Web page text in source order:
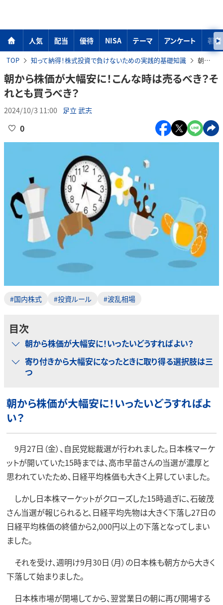
人気 配当 優待 NISA テーマ アンケート 著者
TOP 知って納得！株式投資で負けないための実践的基礎知識 朝から株価が大幅安に！こんな時は売るべき？それとも買うべき？
朝から株価が大幅安に！こんな時は売るべき？そ
れとも買うべき？
2024/10/3 11:00 足立 武志
0
#国内株式 #投資ルール #波乱相場
目次
朝から株価が大幅安に！いったいどうすればよい？
寄り付きから大幅安になったときに取り得る選択肢は三
つ
朝から株価が大幅安に！いったいどうすればよ
い？
9月27日（金）、自民党総裁選が行われました。日本株マーケ
ットが開いていた15時までは、高市早苗さんの当選が濃厚と
思われていたため、日経平均株価も大きく上昇していました。
しかし日本株マーケットがクローズした15時過ぎに、石破茂
さん当選が報じられると、日経平均先物は大きく下落し27日の
日経平均株価の終値から2,000円以上の下落となってしまい
ました。
それを受け、週明け9月30日（月）の日本株も朝方から大きく
下落して始まりました。
日本株市場が閉場してから、翌営業日の朝に再び開場する